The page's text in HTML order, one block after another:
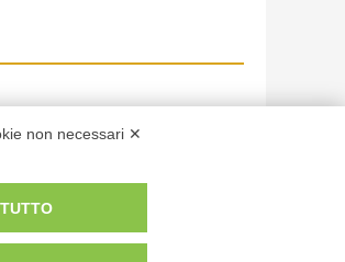
non necessari ✕